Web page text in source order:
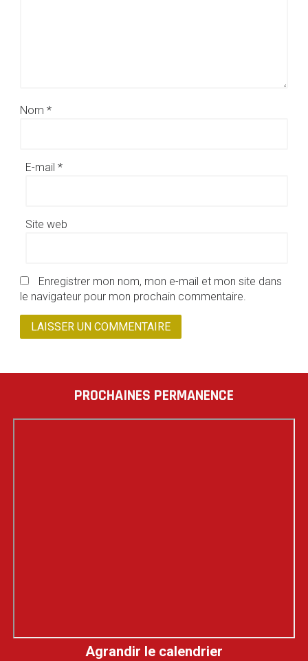
Nom *
E-mail *
Site web
Enregistrer mon nom, mon e-mail et mon site dans
le navigateur pour mon prochain commentaire.
PROCHAINES PERMANENCE
Agrandir le calendrier